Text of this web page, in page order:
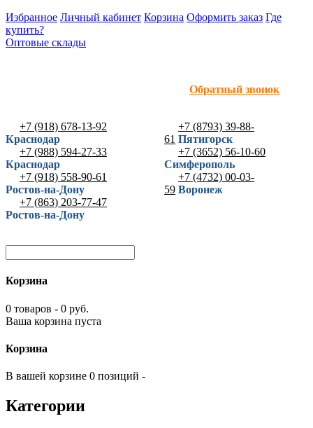
Избранное Личный кабинет Корзина Оформить заказ Где
купить?
Оптовые склады
Обратный звонок
+7 (918) 678-13-92
Краснодар
+7 (988) 594-27-33
Краснодар
+7 (918) 558-90-61
Ростов-на-Дону
+7 (863) 203-77-47
Ростов-на-Дону
+7 (8793) 39-88-
61 Пятигорск
+7 (3652) 56-10-60
Симферополь
+7 (4732) 00-03-
59 Воронеж
Корзина
0 товаров - 0 руб.
Ваша корзина пуста
Корзина
В вашей корзине 0 позиций -
Категории